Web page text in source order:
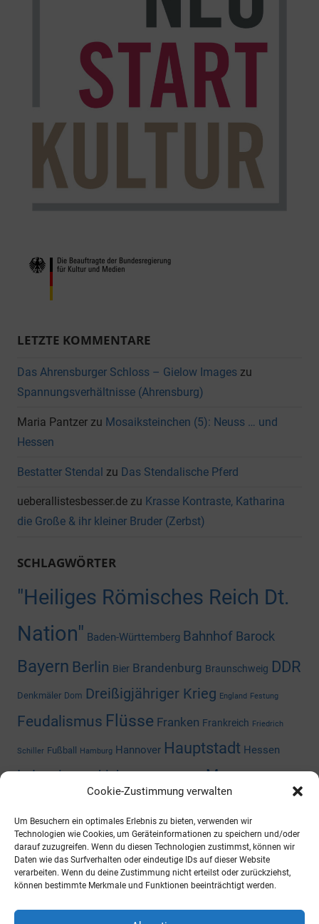
Cookie-Zustimmung verwalten
Um Besuchern ein optimales Erlebnis zu bieten, verwenden wir
Technologien wie Cookies, um Geräteinformationen zu speichern und/oder
darauf zuzugreifen. Wenn du diesen Technologien zustimmst, können wir
Daten wie das Surfverhalten oder eindeutige IDs auf dieser Website
verarbeiten. Wenn du deine Zustimmung nicht erteilst oder zurückziehst,
können bestimmte Merkmale und Funktionen beeinträchtigt werden.
LETZTE KOMMENTARE
Das Ahrensburger Schloss – Gielow Images zu
Spannungsverhältnisse (Ahrensburg)
Maria Pantzer zu Mosaiksteinchen (5): Neuss … und
Hessen
Bestatter Stendal zu Das Stendalische Pferd
ueberallistesbesser.de zu Krasse Kontraste, Katharina
die Große & ihr kleiner Bruder (Zerbst)
SCHLAGWÖRTER
"Heiliges Römisches Reich Dt.
Nation" Baden-Württemberg Bahnhof Barock
Bayern Berlin Bier Brandenburg Braunschweig DDR
Denkmäler Dom Dreißigjähriger Krieg England Festung
Feudalismus Flüsse Franken Frankreich Friedrich
Schiller Fußball Hamburg Hannover Hauptstadt Hessen
Industriegeschichte Museum
Nazizeit Niedersachsen
Westfalen Preußen Rhein Rheinland-Pfalz Russland
Sachsen-Anhalt Schloss Shoppingcenter Thüringen
Universität Wald Zweiter Weltkrieg Österreich